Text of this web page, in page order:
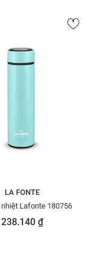
LA FONTE
Lafonte 180756
238.140 ₫